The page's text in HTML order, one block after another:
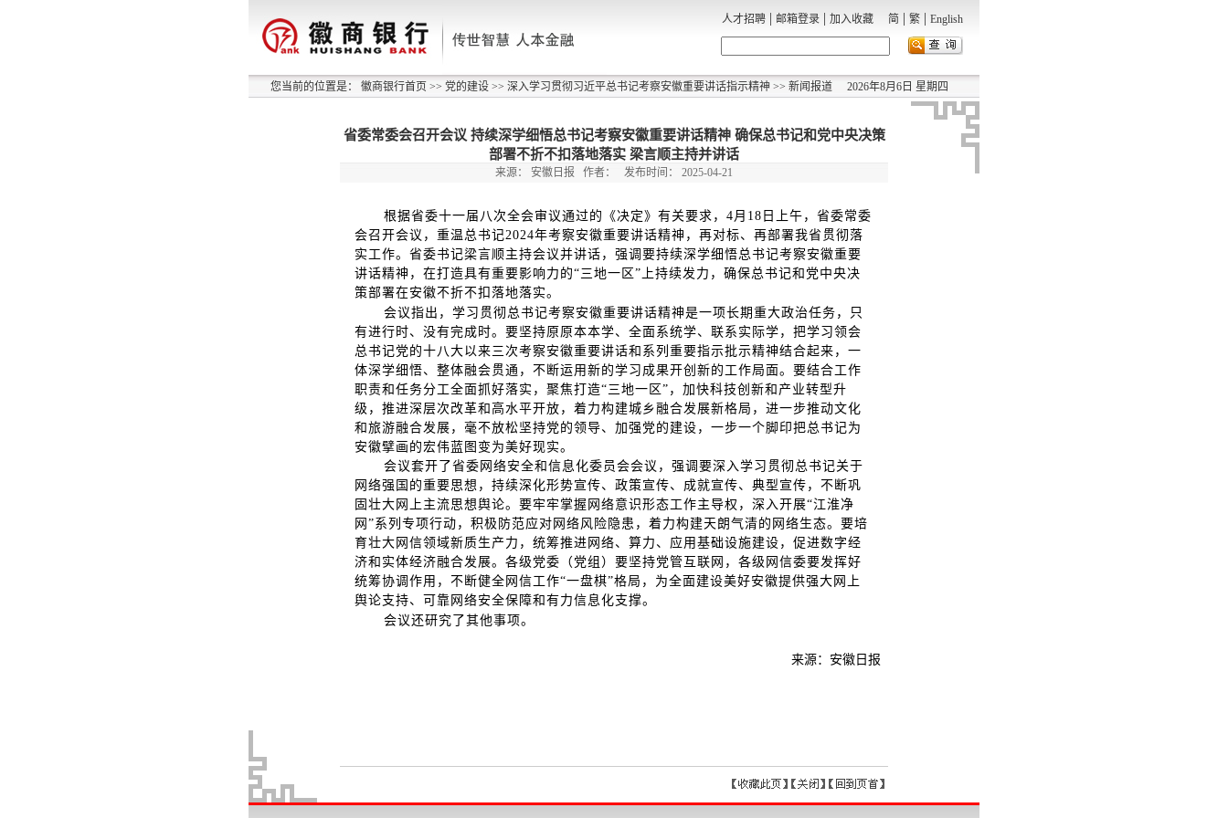
人才招聘 | 邮箱登录 | 加入收藏 简 | 繁 | English
您当前的位置是： 徽商银行首页 >> 党的建设 >> 深入学习贯彻习近平总书记考察安徽重要讲话指示精神 >> 新闻报道 2026年8月6日 星期四
省委常委会召开会议 持续深学细悟总书记考察安徽重要讲话精神 确保总书记和党中央决策
部署不折不扣落地落实 梁言顺主持并讲话
来源： 安徽日报 作者： 发布时间： 2025-04-21